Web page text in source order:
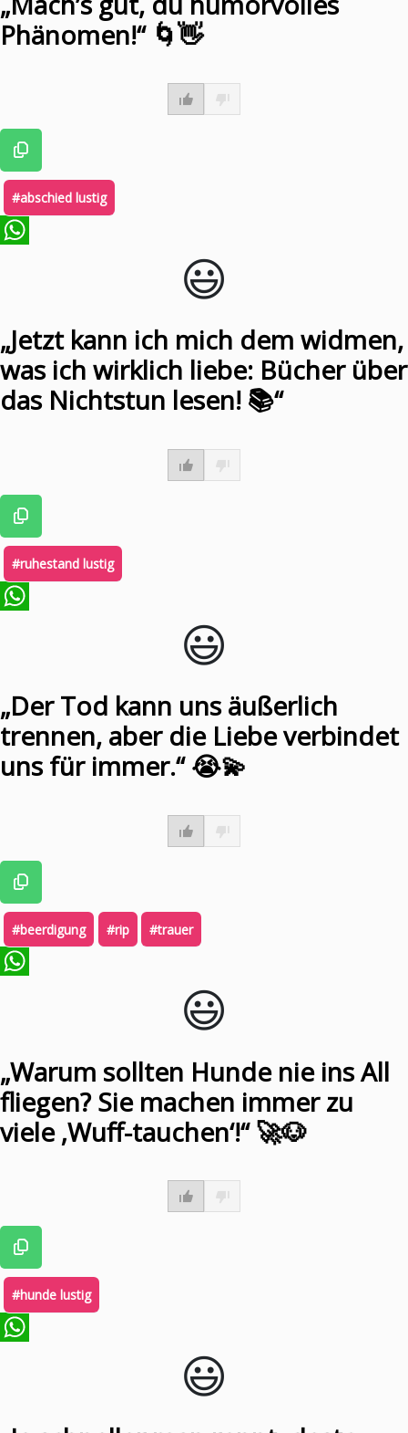
Phänomen!“ 🌀👋
#abschied lustig
😃️
„Jetzt kann ich mich dem widmen,
was ich wirklich liebe: Bücher über
das Nichtstun lesen! 📚“
#ruhestand lustig
😃️
„Der Tod kann uns äußerlich
trennen, aber die Liebe verbindet
uns für immer.“ 😭💫
#beerdigung #rip #trauer
😃️
„Warum sollten Hunde nie ins All
fliegen? Sie machen immer zu
viele ‚Wuff-tauchen‘!“ 🚀🐶
#hunde lustig
😃️